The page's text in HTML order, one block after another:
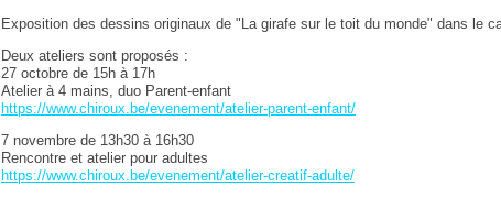
Exposition des dessins originaux de "La girafe sur le toit du monde" dans le
Deux ateliers sont proposés :
27 octobre de 15h à 17h
Atelier à 4 mains, duo Parent-enfant
https://www.chiroux.be/evenement/atelier-parent-enfant/
7 novembre de 13h30 à 16h30
Rencontre et atelier pour adultes
https://www.chiroux.be/evenement/atelier-creatif-adulte/